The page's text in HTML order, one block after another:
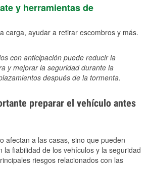
y herramientas de
carga, ayudar a retirar escombros y más.
con anticipación puede reducir la
y mejorar la seguridad durante la
después de la tormenta.
preparar el vehículo antes
afectan a las casas, sino que pueden
la fiabilidad de los vehículos y la seguridad
riesgos relacionados con las